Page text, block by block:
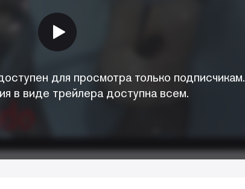
для просмотра только подписчикам.
в виде трейлера доступна всем.